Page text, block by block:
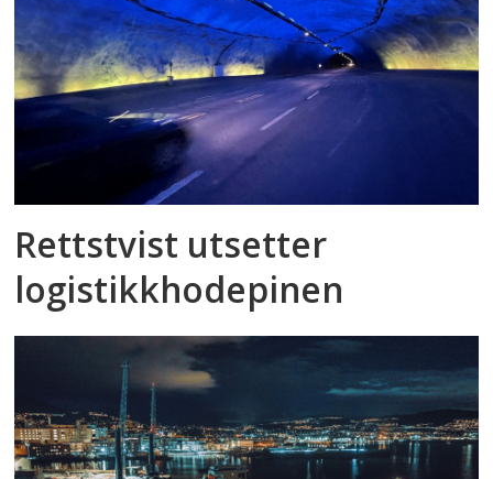
Rettstvist utsetter
logistikkhodepinen